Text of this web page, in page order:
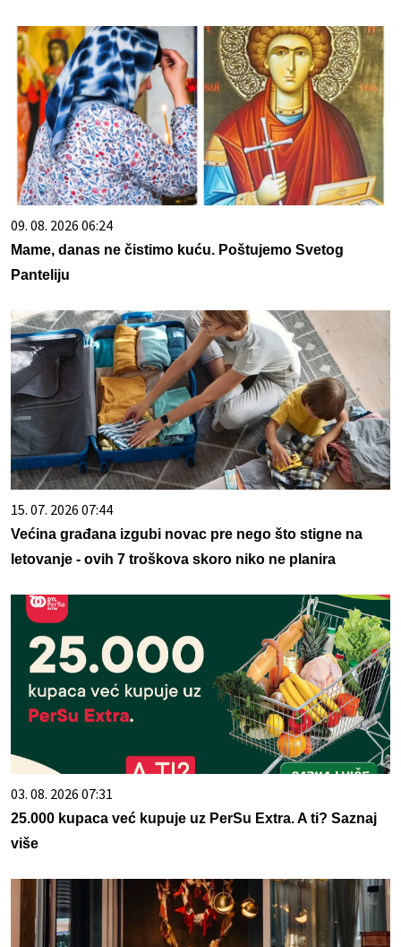
09. 08. 2026 06:24
Mame, danas ne čistimo kuću. Poštujemo Svetog
Panteliju
15. 07. 2026 07:44
Većina građana izgubi novac pre nego što stigne na
letovanje - ovih 7 troškova skoro niko ne planira
03. 08. 2026 07:31
25.000 kupaca već kupuje uz PerSu Extra. A ti? Saznaj
više